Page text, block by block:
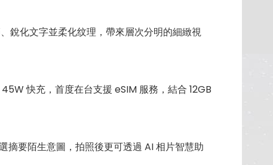
銳化文字並柔化纹理，帶來層次分明的細緻視
快充，首度在台支援 eSIM 服務，結合 12GB
摘要陌生意圖，拍照後更可透過 AI 相片智慧助